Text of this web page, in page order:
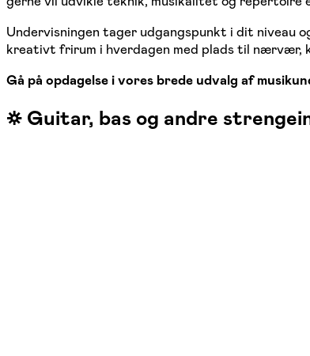
Undervisningen tager udgangspunkt i dit niveau
kreativt frirum i hverdagen med plads til nærvær,
Gå på opdagelse i vores brede udvalg af
☼ Guitar, bas og andre